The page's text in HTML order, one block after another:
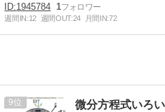
1945784 1
週間IN:12 週間OUT:24 月間IN:72
9